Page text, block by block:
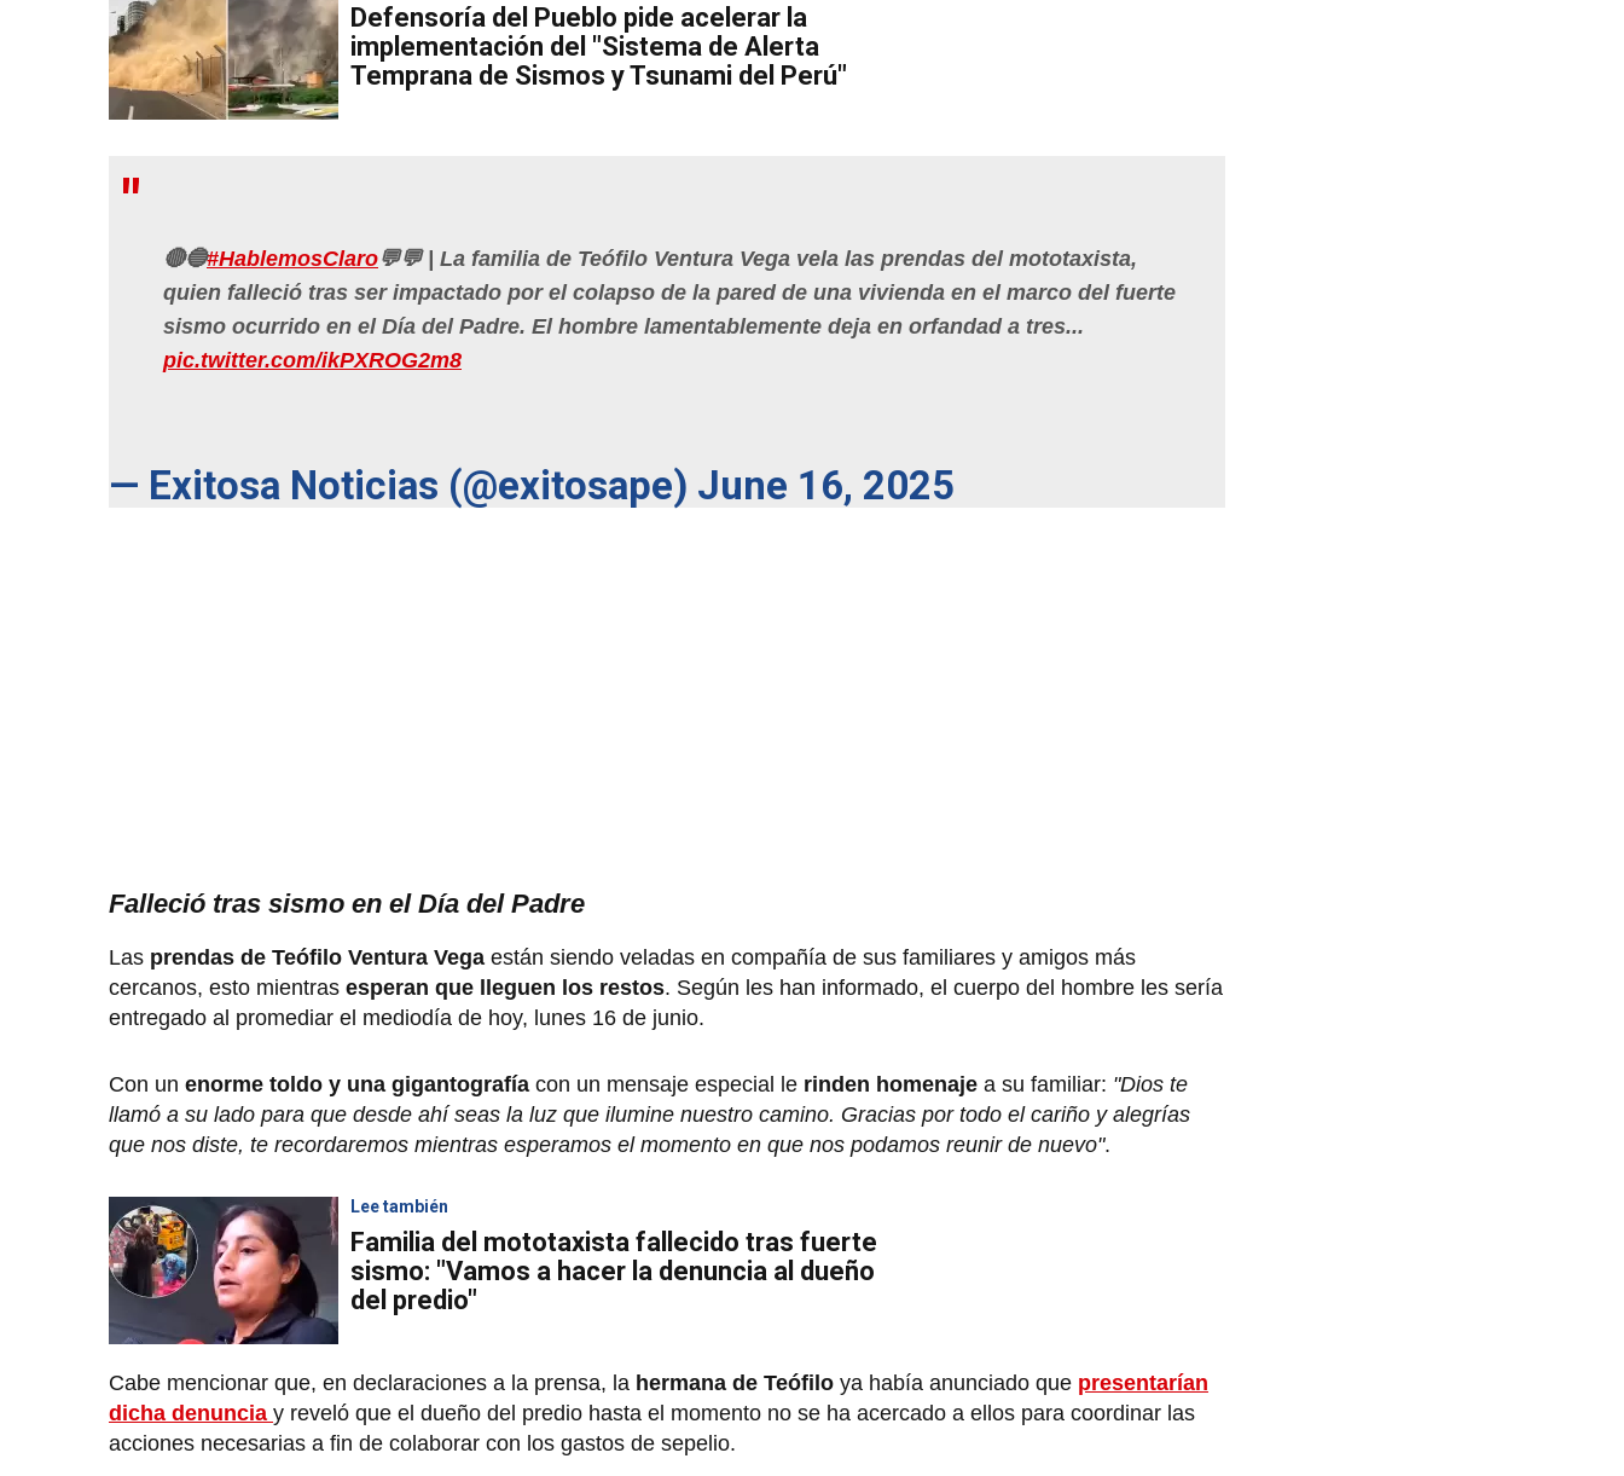
Defensoría del Pueblo pide acelerar la
implementación del "Sistema de Alerta
Temprana de Sismos y Tsunami del Perú"
🔴🔵#HablemosClaro💬💬 | La familia de Teófilo Ventura Vega vela las prendas del mototaxista,
quien falleció tras ser impactado por el colapso de la pared de una vivienda en el marco del fuerte
sismo ocurrido en el Día del Padre. El hombre lamentablemente deja en orfandad a tres...
pic.twitter.com/ikPXROG2m8
— Exitosa Noticias (@exitosape) June 16, 2025
Falleció tras sismo en el Día del Padre
Las prendas de Teófilo Ventura Vega están siendo veladas en compañía de sus familiares y amigos más
cercanos, esto mientras esperan que lleguen los restos. Según les han informado, el cuerpo del hombre les sería
entregado al promediar el mediodía de hoy, lunes 16 de junio.
Con un enorme toldo y una gigantografía con un mensaje especial le rinden homenaje a su familiar: "Dios te
llamó a su lado para que desde ahí seas la luz que ilumine nuestro camino. Gracias por todo el cariño y alegrías
que nos diste, te recordaremos mientras esperamos el momento en que nos podamos reunir de nuevo".
Lee también
Familia del mototaxista fallecido tras fuerte
sismo: "Vamos a hacer la denuncia al dueño
del predio"
Cabe mencionar que, en declaraciones a la prensa, la hermana de Teófilo ya había anunciado que presentarían
dicha denuncia y reveló que el dueño del predio hasta el momento no se ha acercado a ellos para coordinar las
acciones necesarias a fin de colaborar con los gastos de sepelio.